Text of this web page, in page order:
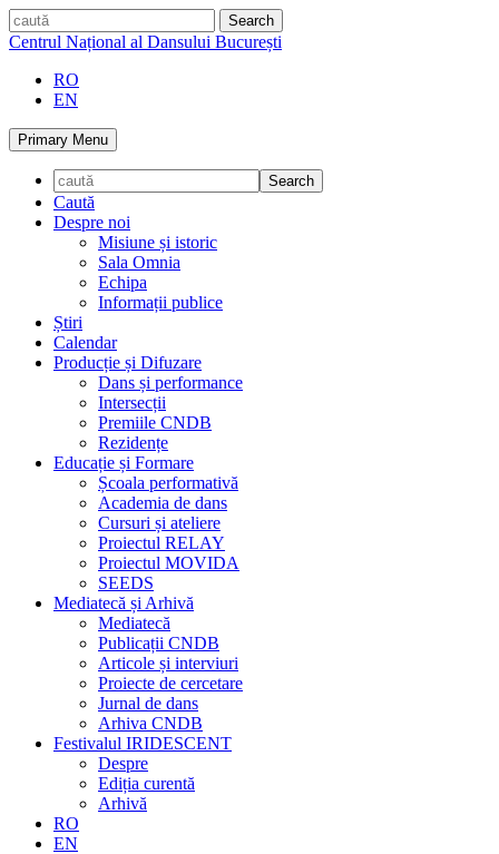
Skip
to
caută
Centrul Național al Dansului București
RO
EN
Primary Menu
Caută
Despre noi
Misiune și istoric
Sala Omnia
Echipa
Informații publice
Știri
Calendar
Producție și Difuzare
Dans și performance
Intersecții
Premiile CNDB
Rezidențe
Educație și Formare
Școala performativă
Academia de dans
Cursuri și ateliere
Proiectul RELAY
Proiectul MOVIDA
SEEDS
Mediatecă și Arhivă
Mediatecă
Publicații CNDB
Articole și interviuri
Proiecte de cercetare
Jurnal de dans
Arhiva CNDB
Festivalul IRIDESCENT
Despre
Ediția curentă
Arhivă
RO
EN